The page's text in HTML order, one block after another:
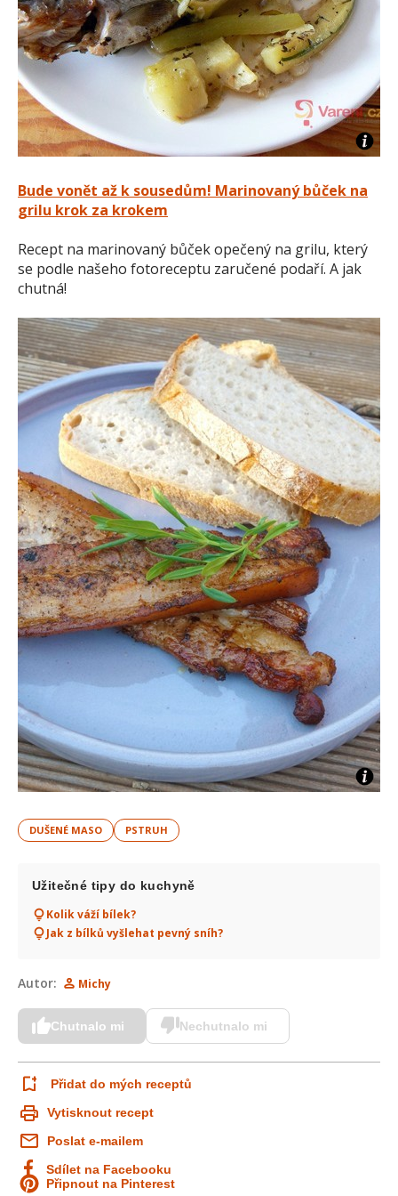
Bude vonět až k sousedům! Marinovaný bůček na
grilu krok za krokem
Recept na marinovaný bůček opečený na grilu, který
se podle našeho fotoreceptu zaručené podaří. A jak
chutná!
DUŠENÉ MASO PSTRUH
Užitečné tipy do kuchyně
Kolik váží bílek?
Jak z bílků vyšlehat pevný sníh?
Autor: Michy
Chutnalo mi Nechutnalo mi
Přidat do mých receptů
Vytisknout recept
Poslat e-mailem
Sdílet na Facebooku
Připnout na Pinterest